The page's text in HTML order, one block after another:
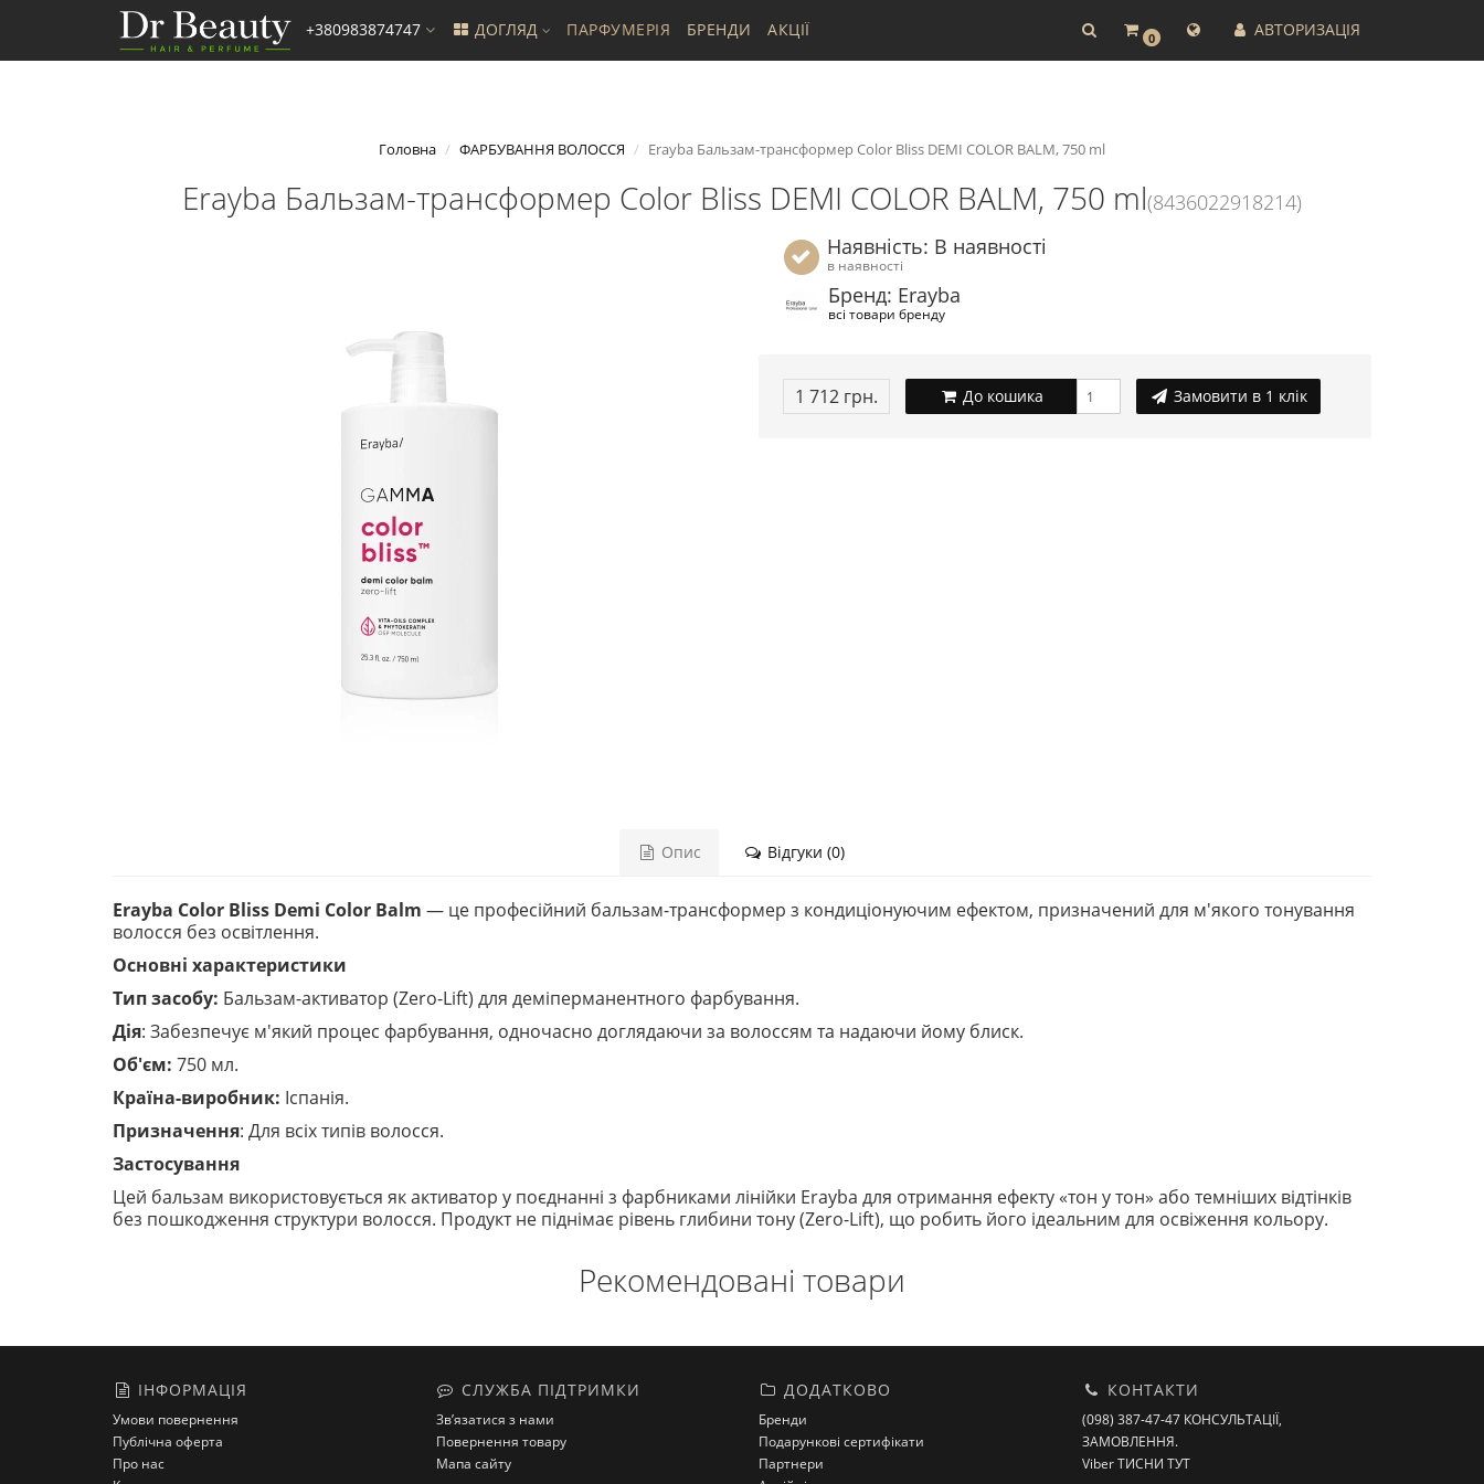
0 АВТОРИЗАЦІЯ
+380983874747 ДОГЛЯД ПАРФУМЕРІЯ БРЕНДИ АКЦІЇ
Головна ФАРБУВАННЯ ВОЛОССЯ Erayba Бальзам-трансформер Color Bliss DEMI COLOR BALM, 750 ml
Erayba Бальзам-трансформер Color Bliss DEMI COLOR BALM, 750 ml(8436022918214)
Наявність: В наявності
в наявності
Бренд: Erayba
всі товари бренду
1 712 грн. До кошика Замовити в 1 клік
Опис Відгуки (0)
Erayba Color Bliss Demi Color Balm — це професійний бальзам-трансформер з кондиціонуючим ефектом, призначений для м'якого тонування
волосся без освітлення.
Основні характеристики
Тип засобу: Бальзам-активатор (Zero-Lift) для деміперманентного фарбування.
Дія: Забезпечує м'який процес фарбування, одночасно доглядаючи за волоссям та надаючи йому блиск.
Об'єм: 750 мл.
Країна-виробник: Іспанія.
Призначення: Для всіх типів волосся.
Застосування
Цей бальзам використовується як активатор у поєднанні з фарбниками лінійки Erayba для отримання ефекту «тон у тон» або темніших відтінків
без пошкодження структури волосся. Продукт не піднімає рівень глибини тону (Zero-Lift), що робить його ідеальним для освіження кольору.
Рекомендовані товари
ІНФОРМАЦІЯ
Умови повернення
Публічна оферта
Про нас
СЛУЖБА ПІДТРИМКИ
Зв’язатися з нами
Повернення товару
Мапа сайту
ДОДАТКОВО
Бренди
Подарункові сертифікати
Партнери
КОНТАКТИ
(098) 387-47-47 КОНСУЛЬТАЦІЇ,
ЗАМОВЛЕННЯ.
Viber ТИСНИ ТУТ